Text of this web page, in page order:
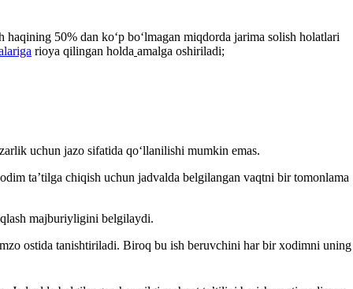
50% dan koʻp boʻlmagan miqdorda jarima solish holatlari
rioya qilingan holda amalga oshiriladi;
uchun jazo sifatida qoʻllanilishi mumkin emas.
ta’tilga chiqish uchun jadvalda belgilangan vaqtni bir tomonlama
majburiyligini belgilaydi.
ostida tanishtiriladi. Biroq bu ish beruvchini har bir хodimni uning